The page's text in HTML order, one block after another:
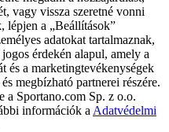
vagy vissza szeretné vonni
lépjen a „Beállítások”
adatokat tartalmaznak,
érdekén alapul, amely a
és a marketingtevékenységek
megbízható partnerei részére.
a Sportano.com Sp. z o.o.
információk a Adatvédelmi